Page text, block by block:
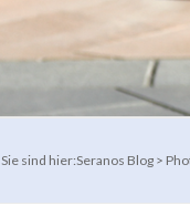
Sie sind hier:Seranos Blog >